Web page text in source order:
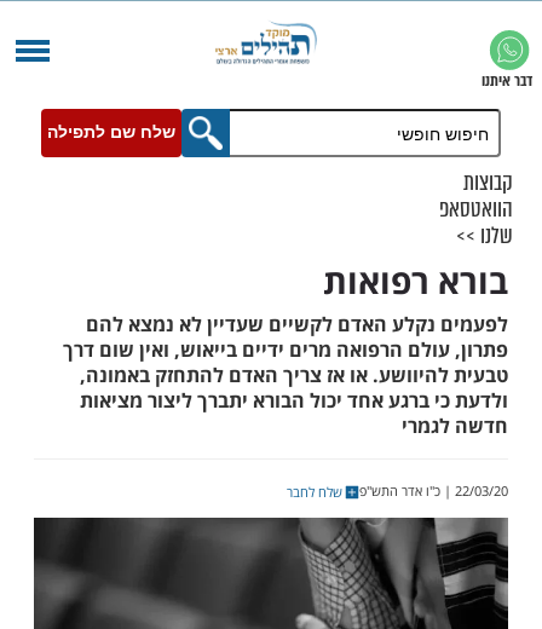
שלח שם לתפילה
האדם לקשיים שעדיין לא נמצא להם
הרפואה מרים ידיים בייאוש, ואין שום דרך
אחד יכול הבורא יתברך ליצור מציאות
שלח לחבר